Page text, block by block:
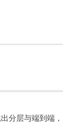
分层与端到端，